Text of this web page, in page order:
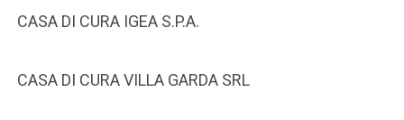
CASA DI CURA IGEA S.P.A.
CASA DI CURA VILLA GARDA SRL